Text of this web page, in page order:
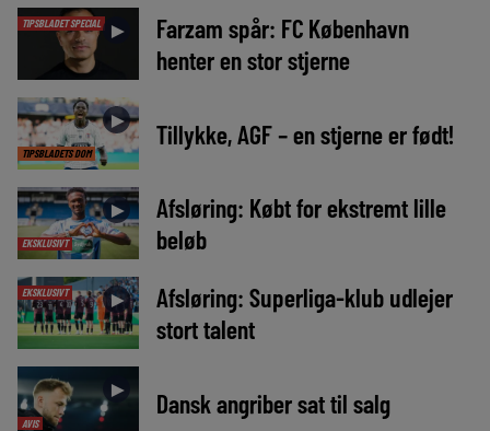
TIPSBLADET SPECIAL ►
Farzam spår: FC København
henter en stor stjerne
TIPSBLADETS DOM
► Tillykke, AGF – en stjerne er født!
EKSKLUSIVT
►
Afsløring: Købt for ekstremt lille
beløb
EKSKLUSIVT ►
Afsløring: Superliga-klub udlejer
stort talent
AVIS
► Dansk angriber sat til salg